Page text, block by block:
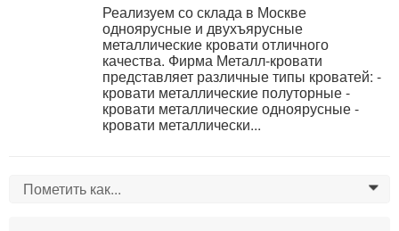
Реализуем со склада в Москве
одноярусные и двухъярусные
металлические кровати отличного
качества. Фирма Металл-кровати
представляет различные типы кроватей: -
кровати металлические полуторные -
кровати металлические одноярусные -
кровати металлически...
Пометить как... 0